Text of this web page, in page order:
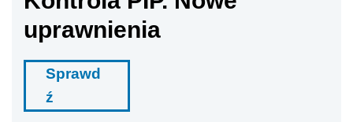
uprawnienia
Sprawd
ź